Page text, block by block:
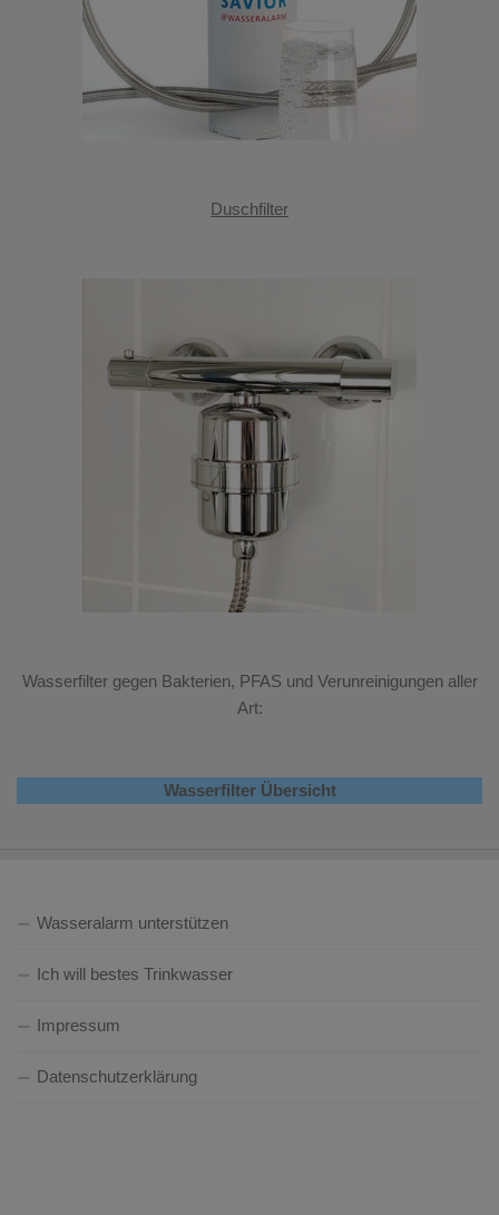
Duschfilter
Wasserfilter gegen Bakterien, PFAS und Verunreinigungen aller
Art:
Wasserfilter Übersicht
Wasseralarm unterstützen
Ich will bestes Trinkwasser
Impressum
Datenschutzerklärung